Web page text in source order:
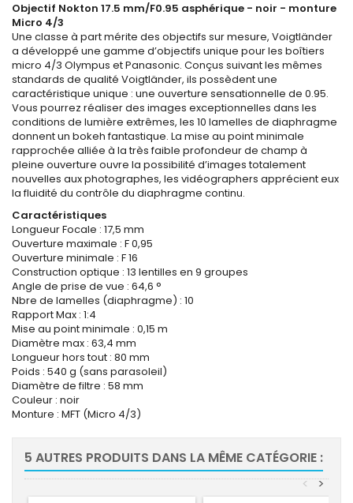
Objectif Nokton 17.5 mm/F0.95 asphérique - noir - monture
Micro 4/3
Une classe à part mérite des objectifs sur mesure, Voigtländer
a développé une gamme d’objectifs unique pour les boîtiers
micro 4/3 Olympus et Panasonic. Conçus suivant les mêmes
standards de qualité Voigtländer, ils possèdent une
caractéristique unique : une ouverture sensationnelle de 0.95.
Vous pourrez réaliser des images exceptionnelles dans les
conditions de lumière extrêmes, les 10 lamelles de diaphragme
donnent un bokeh fantastique. La mise au point minimale
rapprochée alliée à la très faible profondeur de champ à
pleine ouverture ouvre la possibilité d’images totalement
nouvelles aux photographes, les vidéographers apprécient eux
la fluidité du contrôle du diaphragme continu.
Caractéristiques
Longueur Focale : 17,5 mm
Ouverture maximale : F 0,95
Ouverture minimale : F 16
Construction optique : 13 lentilles en 9 groupes
Angle de prise de vue : 64,6 °
Nbre de lamelles (diaphragme) : 10
Rapport Max : 1:4
Mise au point minimale : 0,15 m
Diamètre max : 63,4 mm
Longueur hors tout : 80 mm
Poids : 540 g (sans parasoleil)
Diamètre de filtre : 58 mm
Couleur : noir
Monture : MFT (Micro 4/3)
5 AUTRES PRODUITS DANS LA MÊME CATÉGORIE :
>
<